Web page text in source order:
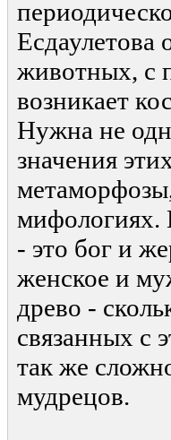
Есдаулетова
животных, с
возникает
Нужна не
значения
мифологиях.
- это бог и
женское и
древо -
связанных с
так же
мудрецов.